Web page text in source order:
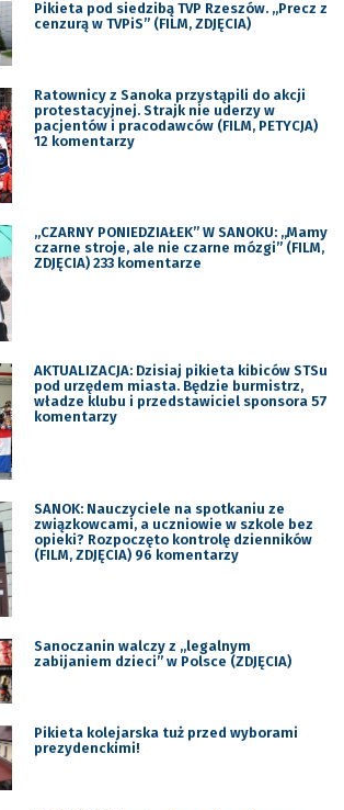
Pikieta pod siedzibą TVP Rzeszów. „Precz z
cenzurą w TVPiS” (FILM, ZDJĘCIA)
Ratownicy z Sanoka przystąpili do akcji
protestacyjnej. Strajk nie uderzy w
pacjentów i pracodawców (FILM, PETYCJA)
12 komentarzy
„CZARNY PONIEDZIAŁEK” W SANOKU: „Mamy
czarne stroje, ale nie czarne mózgi” (FILM,
ZDJĘCIA) 233 komentarze
AKTUALIZACJA: Dzisiaj pikieta kibiców STSu
pod urzędem miasta. Będzie burmistrz,
władze klubu i przedstawiciel sponsora 57
komentarzy
SANOK: Nauczyciele na spotkaniu ze
związkowcami, a uczniowie w szkole bez
opieki? Rozpoczęto kontrolę dzienników
(FILM, ZDJĘCIA) 96 komentarzy
Sanoczanin walczy z „legalnym
zabijaniem dzieci” w Polsce (ZDJĘCIA)
Pikieta kolejarska tuż przed wyborami
prezydenckimi!